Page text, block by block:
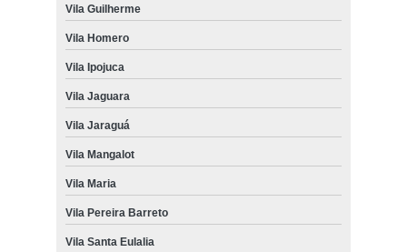
Vila Guilherme
Vila Homero
Vila Ipojuca
Vila Jaguara
Vila Jaraguá
Vila Mangalot
Vila Maria
Vila Pereira Barreto
Vila Santa Eulalia